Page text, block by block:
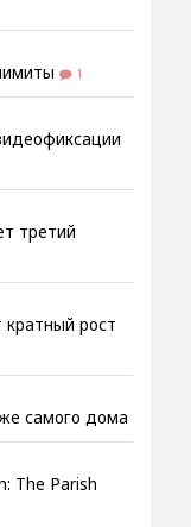
1
третий
кратный рост
самого дома
The Parish